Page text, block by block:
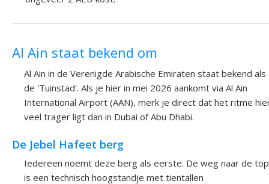
Al Ain staat bekend om
Al Ain in de Verenigde Arabische Emiraten staat bekend als
de 'Tuinstad'. Als je hier in mei 2026 aankomt via Al Ain
International Airport (AAN), merk je direct dat het ritme
veel trager ligt dan in Dubai of Abu Dhabi.
De Jebel Hafeet berg
Iedereen noemt deze berg als eerste. De weg naar de top
is een technisch hoogstandje met tientallen